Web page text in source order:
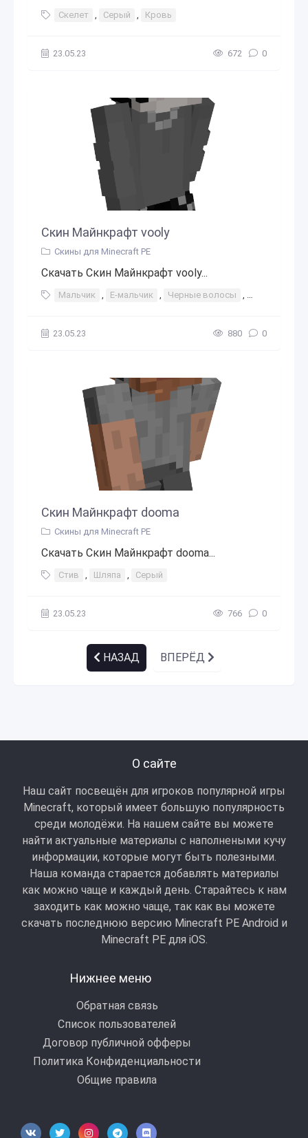
Скелет , Серый , Кровь
23.05.23 672 0
Скин Майнкрафт vooly
Скины для Minecraft PE
Скачать Скин Майнкрафт vooly...
Мальчик , E-мальчик , Черные волосы , Серый
23.05.23 880 0
Скин Майнкрафт dooma
Скины для Minecraft PE
Скачать Скин Майнкрафт dooma...
Стив , Шляпа , Серый
23.05.23 766 0
НАЗАД ВПЕРЁД
О сайте
Наш сайт посвещён для игроков популярной игры
Minecraft, который имеет большую популярность
среди молодёжи. На нашем сайте вы можете
найти актуальные материалы с наполнеными кучу
информации, которые могут быть полезными.
Наша команда старается добавлять материалы
как можно чаще и каждый день. Старайтесь к нам
заходить как можно чаще, так как вы можете
скачать последнюю версию Minecraft PE Android и
Minecraft РЕ для iOS.
Нижнее меню
Обратная связь
Список пользователей
Договор публичной офферы
Политика Конфиденциальности
Общие правила